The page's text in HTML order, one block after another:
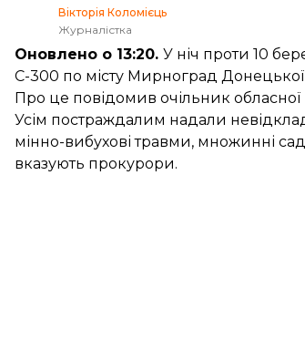
Вікторія Коломієць
Журналістка
Оновлено о 13:20. У ніч проти 10
С-300 по місту Мирноград Донецької
Про це повідомив очільник обласної
Усім постраждалим надали
мінно-вибухові травми, множинні
вказують прокурори.